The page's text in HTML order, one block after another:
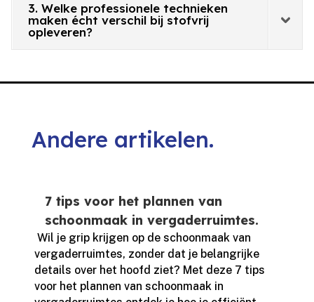
3. Welke professionele technieken
maken écht verschil bij stofvrij
opleveren?
Andere artikelen.
7 tips voor het plannen van
schoonmaak in vergaderruimtes.
​ Wil je grip krijgen op de schoonmaak van
vergaderruimtes, zonder dat je belangrijke
details over het hoofd ziet? Met deze 7 tips
voor het plannen van schoonmaak in